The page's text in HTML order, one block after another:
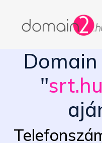
Domain
"srt.hu